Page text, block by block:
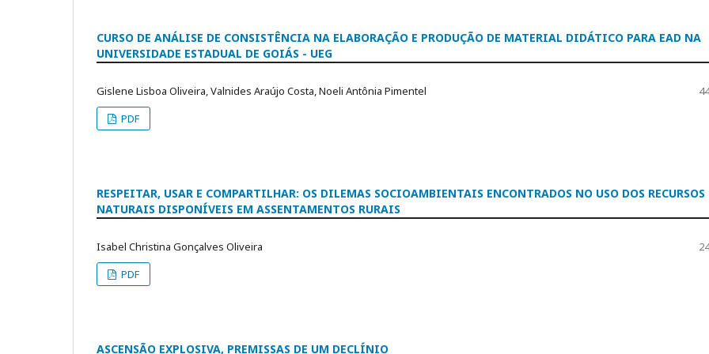
CURSO DE ANÁLISE DE CONSISTÊNCIA NA ELABORAÇÃO E PRODUÇÃO DE MATERIAL DIDÁTICO PARA EAD NA
UNIVERSIDADE ESTADUAL DE GOIÁS - UEG
Gislene Lisboa Oliveira, Valnides Araújo Costa, Noeli Antônia Pimentel
PDF
RESPEITAR, USAR E COMPARTILHAR: OS DILEMAS SOCIOAMBIENTAIS ENCONTRADOS NO USO DOS RECURSOS
NATURAIS DISPONÍVEIS EM ASSENTAMENTOS RURAIS
Isabel Christina Gonçalves Oliveira
PDF
ASCENSÃO EXPLOSIVA, PREMISSAS DE UM DECLÍNIO